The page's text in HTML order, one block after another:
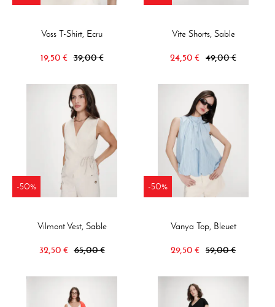
Voss T-Shirt, Ecru
19,50 € 39,00 €
Vite Shorts, Sable
24,50 € 49,00 €
-50%
Vilmont Vest, Sable
32,50 € 65,00 €
-50%
Vanya Top, Bleuet
29,50 € 59,00 €